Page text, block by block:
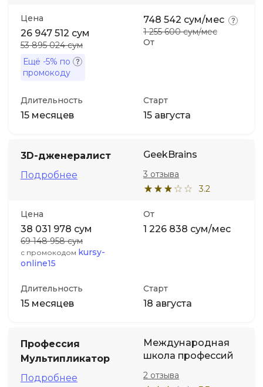
Цена
26 947 512 сум
53 895 024 сум
Ещё -5% по
промокоду
От
748 542 сум/мес
1 255 600 сум/мес
Длительность
15 месяцев
Старт
15 августа
3D-дженералист
Подробнее
GeekBrains
3.2
3 отзыва
Цена
38 031 978 сум
69 148 958 сум
с промокодом kursy-
online15
От
1 226 838 сум/мес
Длительность
15 месяцев
Старт
18 августа
Профессия
Мультипликатор
Подробнее
Международная
школа профессий
2 отзыва